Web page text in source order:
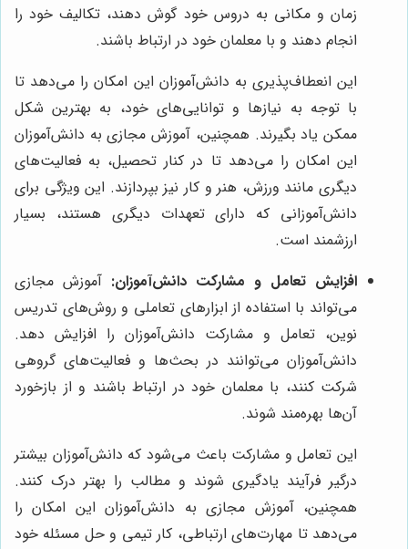
زمان و مکانی به دروس خود گوش دهند، تکالیف خود را
انجام دهند و با معلمان خود در ارتباط باشند.
این انعطاف‌پذیری به دانش‌آموزان این امکان را می‌دهد تا
با توجه به نیازها و توانایی‌های خود، به بهترین شکل
ممکن یاد بگیرند. همچنین، آموزش مجازی به دانش‌آموزان
این امکان را می‌دهد تا در کنار تحصیل، به فعالیت‌های
دیگری مانند ورزش، هنر و کار نیز بپردازند. این ویژگی برای
دانش‌آموزانی که دارای تعهدات دیگری هستند، بسیار
ارزشمند است.
افزایش تعامل و مشارکت دانش‌آموزان: آموزش مجازی
می‌تواند با استفاده از ابزارهای تعاملی و روش‌های تدریس
نوین، تعامل و مشارکت دانش‌آموزان را افزایش دهد.
دانش‌آموزان می‌توانند در بحث‌ها و فعالیت‌های گروهی
شرکت کنند، با معلمان خود در ارتباط باشند و از بازخورد
آن‌ها بهره‌مند شوند.
این تعامل و مشارکت باعث می‌شود که دانش‌آموزان بیشتر
درگیر فرآیند یادگیری شوند و مطالب را بهتر درک کنند.
همچنین، آموزش مجازی به دانش‌آموزان این امکان را
می‌دهد تا مهارت‌های ارتباطی، کار تیمی و حل مسئله خود